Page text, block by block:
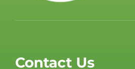
Contact Us